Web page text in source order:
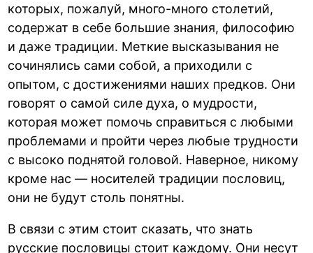
которых, пожалуй, много-много столетий,
содержат в себе большие знания, философию
и даже традиции. Меткие высказывания не
сочинялись сами собой, а приходили с
опытом, с достижениями наших предков. Они
говорят о самой силе духа, о мудрости,
которая может помочь справиться с любыми
проблемами и пройти через любые трудности
с высоко поднятой головой. Наверное, никому
кроме нас — носителей традиции пословиц,
они не будут столь понятны.
В связи с этим стоит сказать, что знать
русские пословицы стоит каждому. Они несут